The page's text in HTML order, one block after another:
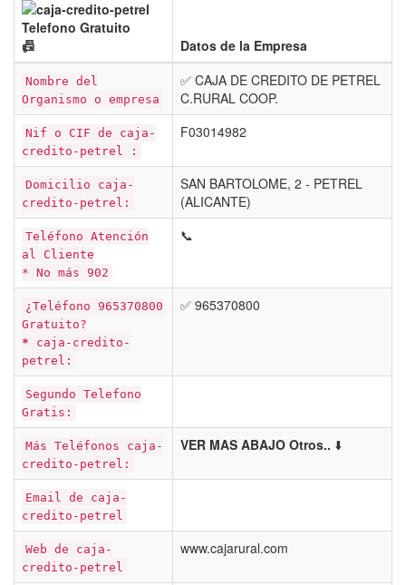
📠 Datos de la Empresa
Nombre del
Organismo o empresa
✅ CAJA DE CREDITO DE PETREL
C.RURAL COOP.
Nif o CIF de caja-
credito-petrel :
F03014982
Domicilio caja-
credito-petrel:
SAN BARTOLOME, 2 - PETREL
(ALICANTE)
Teléfono Atención
al Cliente
* No más 902
📞
¿Teléfono 965370800
Gratuito?
* caja-credito-
petrel:
✅ 965370800
Segundo Telefono
Gratis:
Más Teléfonos caja-
credito-petrel:
VER MAS ABAJO Otros.. ⬇️
Email de caja-
credito-petrel
Web de caja-
credito-petrel
www.cajarural.com